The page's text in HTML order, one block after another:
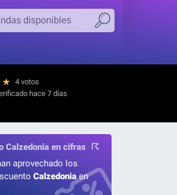
4 votos
★
hace 7 días
Calzedonia en cifras
aprovechado los
Calzedoniaen